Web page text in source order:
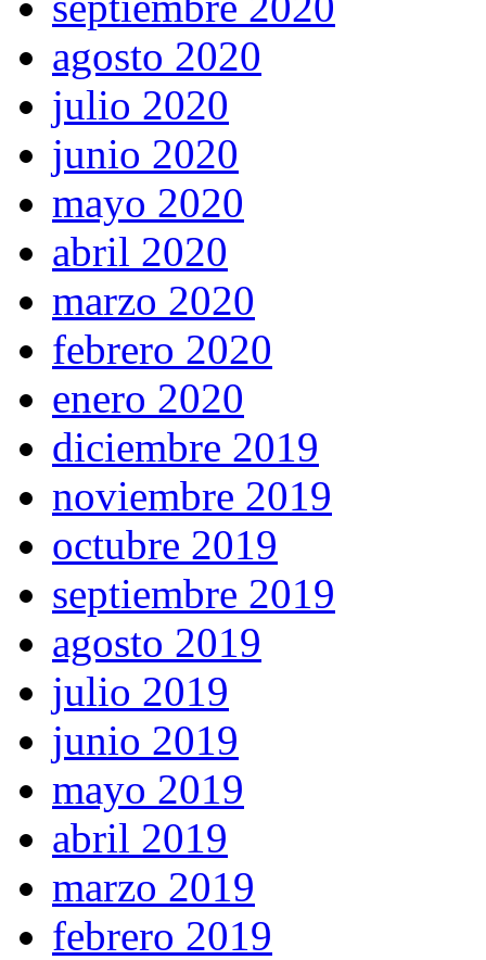
agosto 2020
julio 2020
junio 2020
mayo 2020
abril 2020
marzo 2020
febrero 2020
enero 2020
diciembre 2019
noviembre 2019
octubre 2019
septiembre 2019
agosto 2019
julio 2019
junio 2019
mayo 2019
abril 2019
marzo 2019
febrero 2019